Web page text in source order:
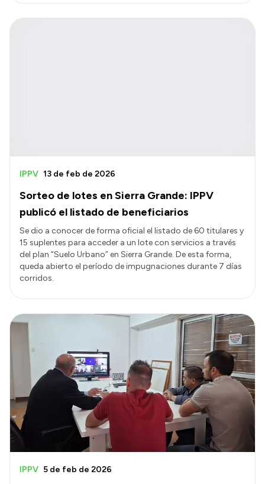
Sorteo de lotes en Sierra Grande: IPPV
publicó el listado de beneficiarios
IPPV 13 de feb de 2026
Se dio a conocer de forma oficial el listado de 60 titulares y
15 suplentes para acceder a un lote con servicios a través
del plan “Suelo Urbano” en Sierra Grande. De esta forma,
queda abierto el período de impugnaciones durante 7 días
corridos.
IPPV 5 de feb de 2026